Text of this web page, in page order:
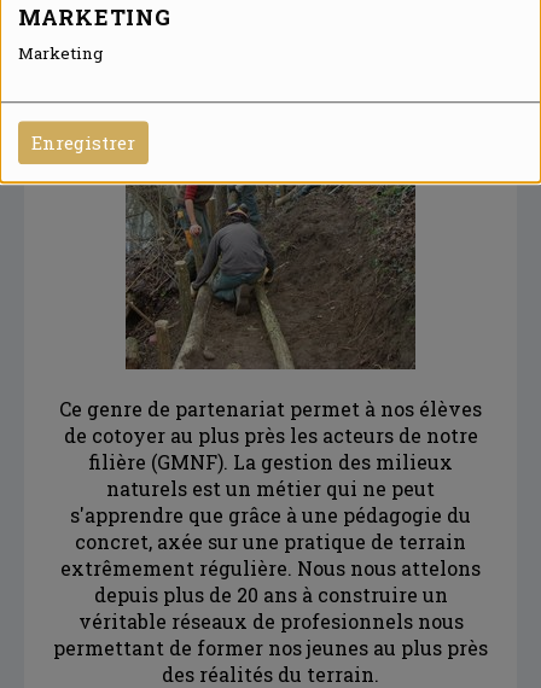
MARKETING
Marketing
Enregistrer
Ce genre de partenariat permet à nos élèves
de cotoyer au plus près les acteurs de notre
filière (GMNF). La gestion des milieux
naturels est un métier qui ne peut
s'apprendre que grâce à une pédagogie du
concret, axée sur une pratique de terrain
extrêmement régulière. Nous nous attelons
depuis plus de 20 ans à construire un
véritable réseaux de profesionnels nous
permettant de former nos jeunes au plus près
des réalités du terrain.